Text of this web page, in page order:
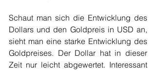
Schaut man sich die Entwicklung des
Dollars und den Goldpreis in USD an,
sieht man eine starke Entwicklung des
Goldpreises. Der Dollar hat in dieser
Zeit nur leicht abgewertet. Interessant